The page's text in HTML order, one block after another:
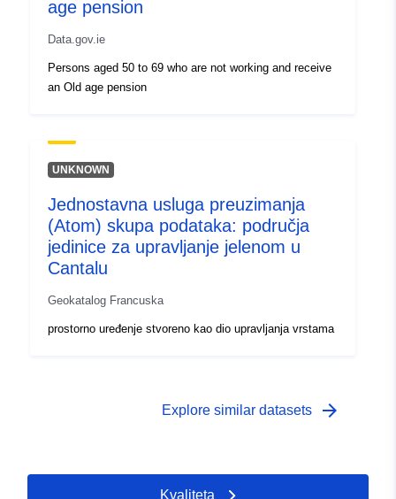
age pension
Data.gov.ie
Persons aged 50 to 69 who are not working and receive
an Old age pension
UNKNOWN
Jednostavna usluga preuzimanja
(Atom) skupa podataka: područja
jedinice za upravljanje jelenom u
Cantalu
Geokatalog Francuska
prostorno uređenje stvoreno kao dio upravljanja vrstama
Explore similar datasets arrow_forward
Kvaliteta